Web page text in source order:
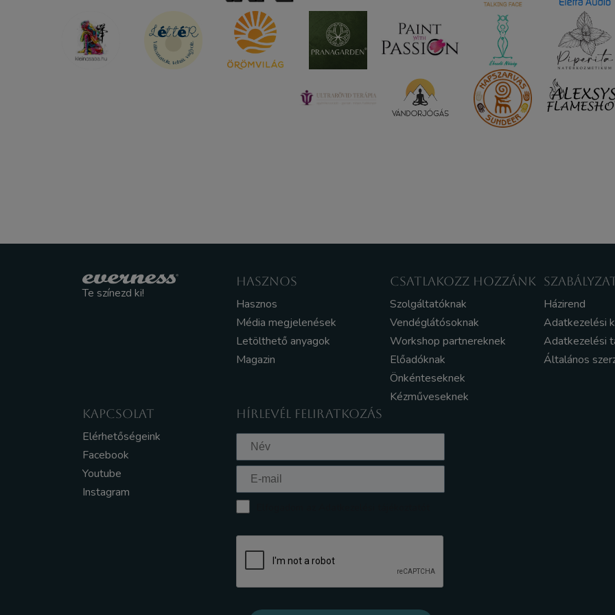
Te színezd ki!
HASZNOS
Hasznos
Média megjelenések
Letölthető anyagok
Magazin
CSATLAKOZZ HOZZÁNK
Szolgáltatóknak
Vendéglátósoknak
Workshop partnereknek
Előadóknak
Önkénteseknek
Kézműveseknek
Házirend
Adatkezelési
Adatkezelési
Általános
KAPCSOLAT
Elérhetőségeink
Facebook
Youtube
Instagram
HÍRLEVÉL FELIRATKOZÁS